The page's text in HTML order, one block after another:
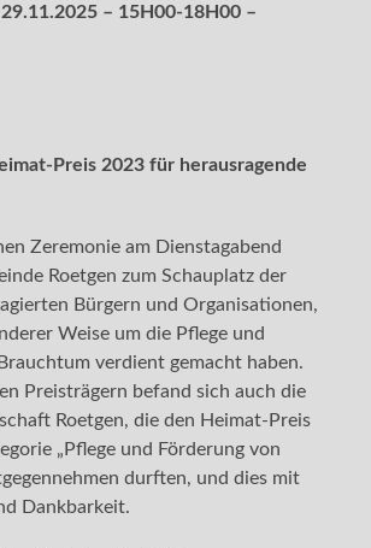
– 15H00-18H00 –
Preis 2023 für herausragende
Zeremonie am Dienstagabend
Roetgen zum Schauplatz der
Bürgern und Organisationen,
Weise um die Pflege und
verdient gemacht haben.
Preisträgern befand sich auch die
Roetgen, die den Heimat-Preis
„Pflege und Förderung von
durften, und dies mit
Dankbarkeit.